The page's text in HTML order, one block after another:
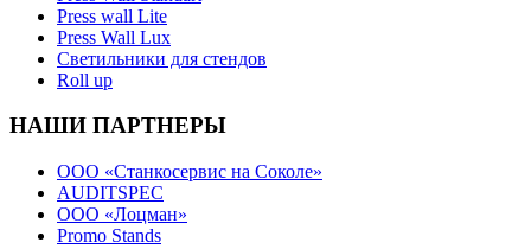
Press wall Lite
Press Wall Lux
Светильники для стендов
Roll up
НАШИ ПАРТНЕРЫ
ООО «Станкосервис на Соколе»
AUDITSPEC
ООО «Лоцман»
Promo Stands